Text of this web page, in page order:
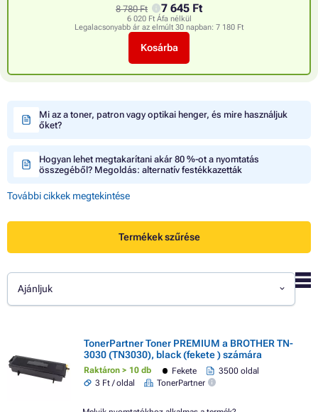
8 780 Ft 7 645 Ft
6 020 Ft Áfa nélkül
Legalacsonyabb ár az elmúlt 30 napban: 7 180 Ft
Kosárba
Mi az a toner, patron vagy optikai henger, és mire használjuk
őket?
Hogyan lehet megtakarítani akár 80 %-ot a nyomtatás
összegéből? Megoldás: alternatív festékkazetták
További cikkek megtekintése
Termékek szűrése
Ajánljuk
TonerPartner Toner PREMIUM a BROTHER TN-
3030 (TN3030), black (fekete ) számára
Raktáron > 10 db Fekete
3500 oldal
3 Ft / oldal
TonerPartner